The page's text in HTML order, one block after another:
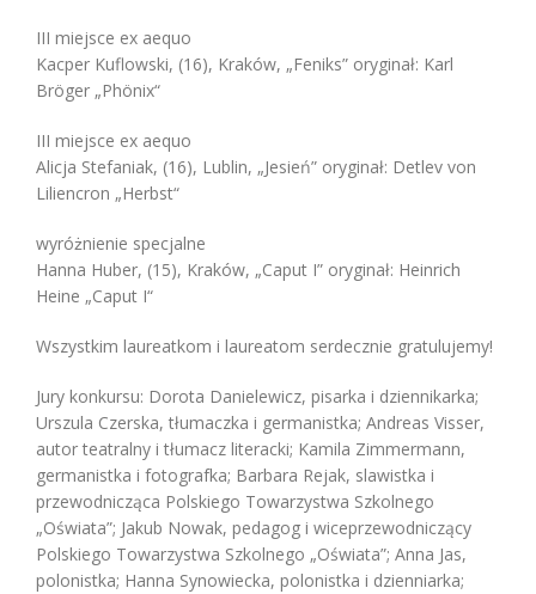
III miejsce ex aequo
Kacper Kuflowski, (16), Kraków, „Feniks” oryginał: Karl
Bröger „Phönix“
III miejsce ex aequo
Alicja Stefaniak, (16), Lublin, „Jesień” oryginał: Detlev von
Liliencron „Herbst“
wyróżnienie specjalne
Hanna Huber, (15), Kraków, „Caput I” oryginał: Heinrich
Heine „Caput I“
Wszystkim laureatkom i laureatom serdecznie gratulujemy!
Jury konkursu: Dorota Danielewicz, pisarka i dziennikarka;
Urszula Czerska, tłumaczka i germanistka; Andreas Visser,
autor teatralny i tłumacz literacki; Kamila Zimmermann,
germanistka i fotografka; Barbara Rejak, slawistka i
przewodnicząca Polskiego Towarzystwa Szkolnego
„Oświata”; Jakub Nowak, pedagog i wiceprzewodniczący
Polskiego Towarzystwa Szkolnego „Oświata”; Anna Jas,
polonistka; Hanna Synowiecka, polonistka i dzienniarka;